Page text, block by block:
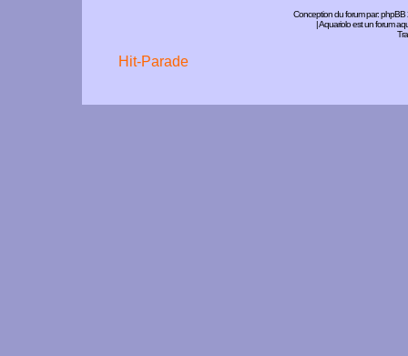
Conception du forum par:phpBB
| Aquariolo est un forum